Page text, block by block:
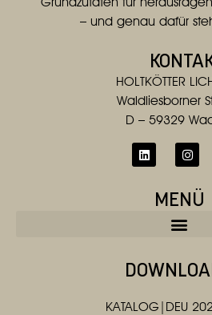
– und genau dafür
HOLTKÖTTER
Waldliesborner
D – 59329
MENÜ
KATALOG|DEU